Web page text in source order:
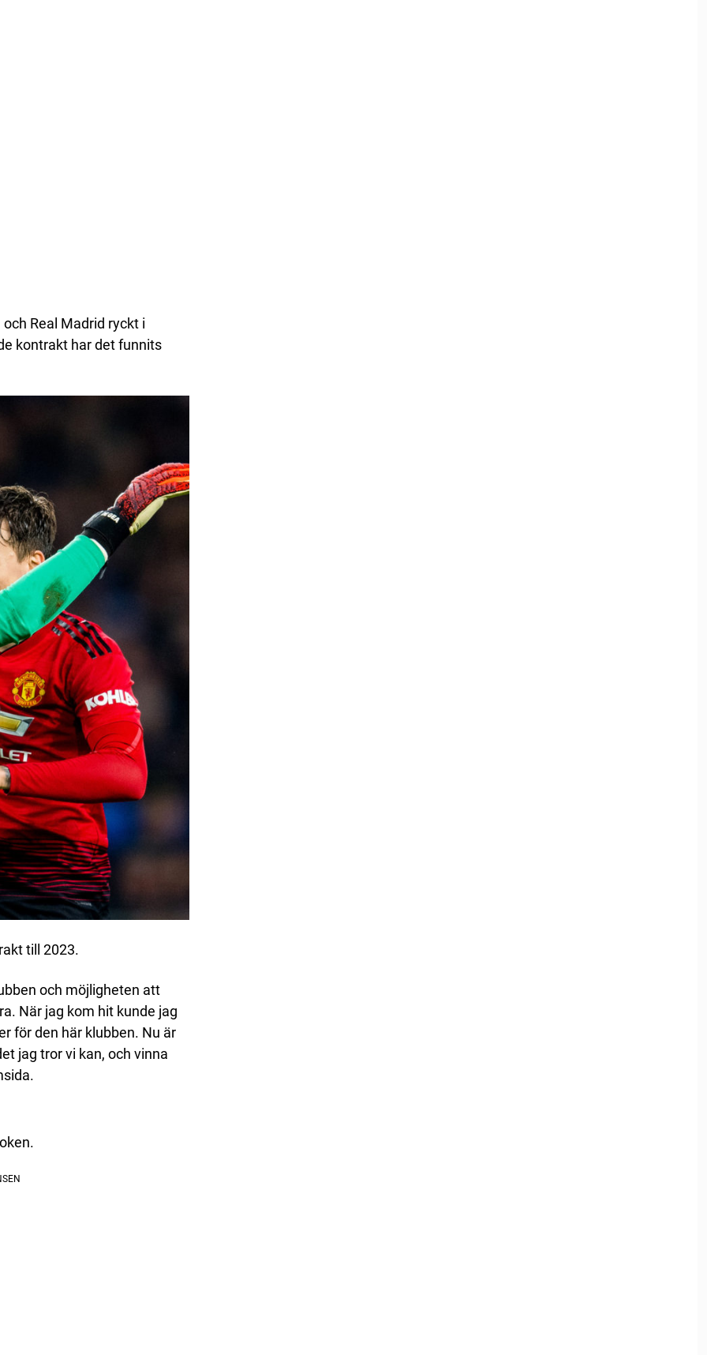
Real Madrid ryckt i
kontrakt har det funnits
till 2023.
och möjligheten att
När jag kom hit kunde jag
för den här klubben. Nu är
jag tror vi kan, och vinna